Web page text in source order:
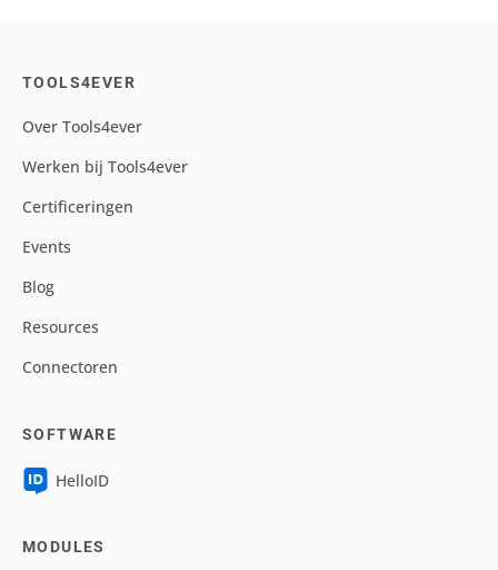
TOOLS4EVER
Over Tools4ever
Werken bij Tools4ever
Certificeringen
Events
Blog
Resources
Connectoren
SOFTWARE
HelloID
MODULES